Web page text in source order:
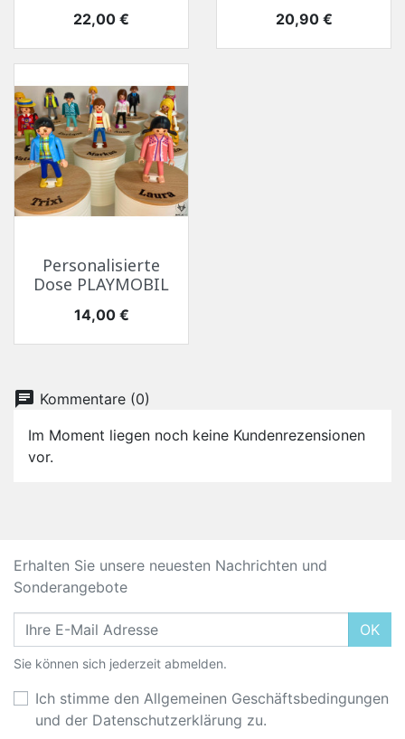
Preis
22,00 € Preis
20,90 €
Personalisierte
Dose PLAYMOBIL
Preis
14,00 €
chat Kommentare (0)
Im Moment liegen noch keine Kundenrezensionen
vor.
Erhalten Sie unsere neuesten Nachrichten und
Sonderangebote
OK
Sie können sich jederzeit abmelden.
Ich stimme den Allgemeinen Geschäftsbedingungen
und der Datenschutzerklärung zu.